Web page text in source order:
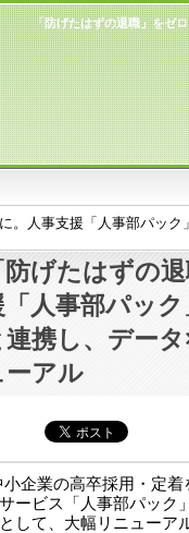
「防げたはずの退職」をゼ
。人事支援「人事部パッ
防げたはずの
「人事部パック
連携し、デー
ーアル
小企業の高卒採用・定
ービス「人事部パック
して、大幅リニューア